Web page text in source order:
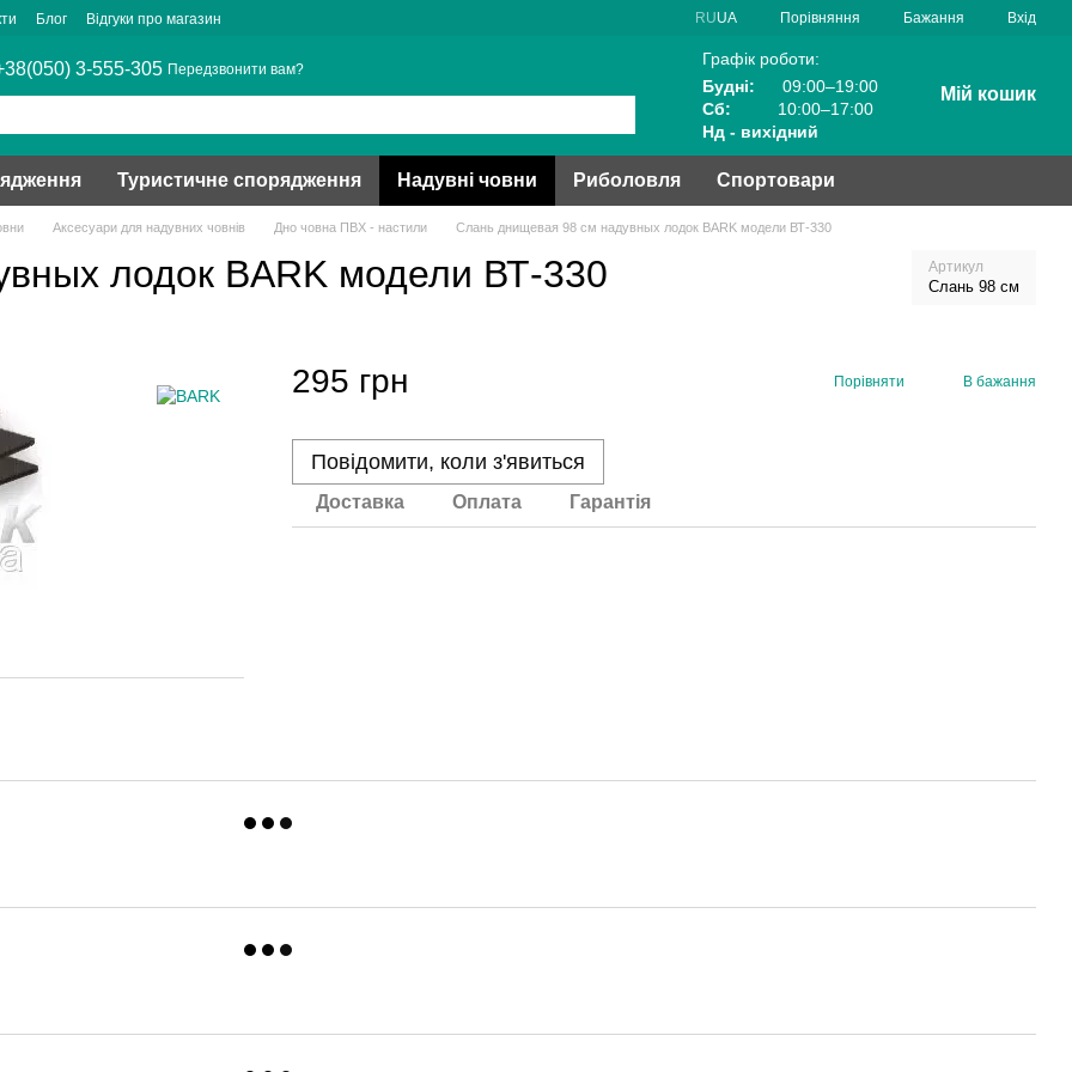
Блог Відгуки про магазин RUUA Порівняння Бажання Вхід
3-555-305 Передзвонити вам?
Графік роботи:
Будні:
09:00–19:00
Сб:
10:00–17:00
Нд - вихідний
Мій кошик
Туристичне спорядження Надувні човни Риболовля Спортовари
Аксесуари для надувних човнів Дно човна ПВХ - настили Слань днищевая 98 см надувных лодок BARK модели ВТ-330
лодок BARK модели ВТ-330 Артикул
Слань 98 см
295 грн Порівняти В бажання
Повідомити, коли з'явиться
Доставка Оплата Гарантія